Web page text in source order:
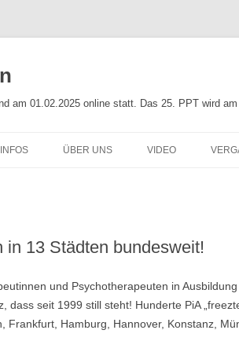
am 01.02.2025 online statt. Das 25. PPT wird
ZUR
INFOS ÜBER UNS
UNTERSTÜTZER
VIDEO
19.
in 13 Städten bundesweit!
und Psychotherapeuten in
dass seit 1999 still steht! Hunderte PiA
Frankfurt, Hamburg, Hannover, Konstanz,